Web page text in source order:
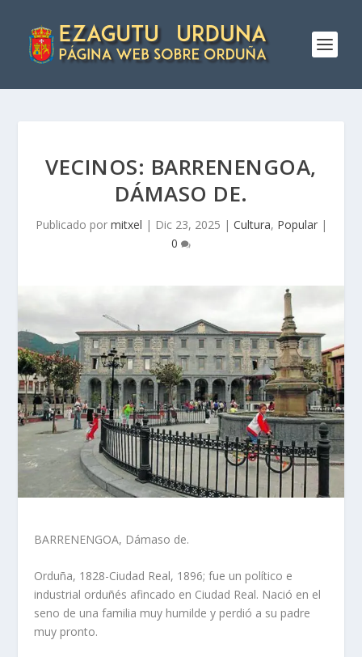
VECINOS: BARRENENGOA,
DÁMASO DE.
Publicado por mitxel | Dic 23, 2025 | Cultura, Popular|
0
BARRENENGOA, Dámaso de.
Orduña, 1828-Ciudad Real, 1896; fue un político e
industrial orduñés afincado en Ciudad Real. Nació en el
seno de una familia muy humilde y perdió a su padre
muy pronto.